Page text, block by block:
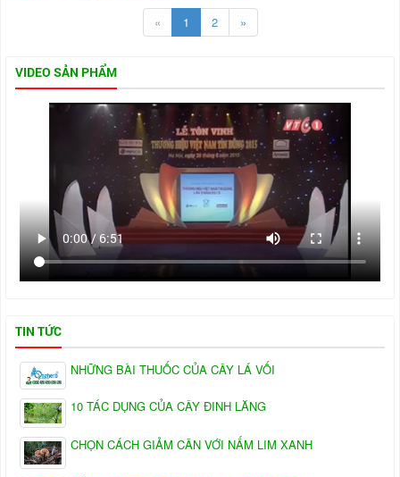
« 1 2 »
VIDEO SẢN PHẨM
TIN TỨC
NHỮNG BÀI THUỐC CỦA CÂY LÁ VỐI
10 TÁC DỤNG CỦA CÂY ĐINH LĂNG
CHỌN CÁCH GIẢM CÂN VỚI NẤM LIM XANH